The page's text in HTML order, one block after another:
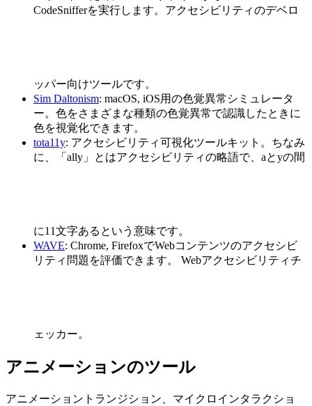
CodeSnifferを実行します。アクセシビリティのデベロ
ッパー向けツールです。
Sim Daltonism: macOS, iOS用の色覚異常シミュレータ
ー。色をさまざまな種類の色覚異常で認識したときに
色を視覚化できます。
tota11y: アクセシビリティ可視化ツールキット。ちなみ
に、「ally」とはアクセシビリティの略語で、aとyの間
に11文字あるという意味です。
WAVE: Chrome, FirefoxでWebコンテンツのアクセシビ
リティ問題を評価できます。 Webアクセシビリティチ
ェッカー。
アニメーションのツール
アニメーショントランジション、マイクロインタラクショ